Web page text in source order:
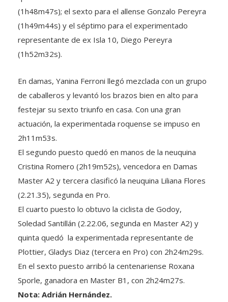
(1h48m47s); el sexto para el allense Gonzalo Pereyra
(1h49m44s) y el séptimo para el experimentado
representante de ex Isla 10, Diego Pereyra
(1h52m32s).
En damas, Yanina Ferroni llegó mezclada con un grupo
de caballeros y levantó los brazos bien en alto para
festejar su sexto triunfo en casa. Con una gran
actuación, la experimentada roquense se impuso en
2h11m53s.
El segundo puesto quedó en manos de la neuquina
Cristina Romero (2h19m52s), vencedora en Damas
Master A2 y tercera clasificó la neuquina Liliana Flores
(2.21.35), segunda en Pro.
El cuarto puesto lo obtuvo la ciclista de Godoy,
Soledad Santillán (2.22.06, segunda en Master A2) y
quinta quedó la experimentada representante de
Plottier, Gladys Diaz (tercera en Pro) con 2h24m29s.
En el sexto puesto arribó la centenariense Roxana
Sporle, ganadora en Master B1, con 2h24m27s.
Nota: Adrián Hernández.